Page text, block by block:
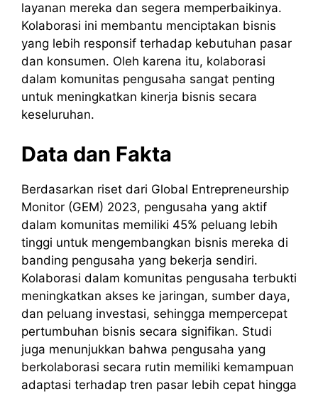
layanan mereka dan segera memperbaikinya.
Kolaborasi ini membantu menciptakan bisnis
yang lebih responsif terhadap kebutuhan pasar
dan konsumen. Oleh karena itu, kolaborasi
dalam komunitas pengusaha sangat penting
untuk meningkatkan kinerja bisnis secara
keseluruhan.
Data dan Fakta
Berdasarkan riset dari Global Entrepreneurship
Monitor (GEM) 2023, pengusaha yang aktif
dalam komunitas memiliki 45% peluang lebih
tinggi untuk mengembangkan bisnis mereka di
banding pengusaha yang bekerja sendiri.
Kolaborasi dalam komunitas pengusaha terbukti
meningkatkan akses ke jaringan, sumber daya,
dan peluang investasi, sehingga mempercepat
pertumbuhan bisnis secara signifikan. Studi
juga menunjukkan bahwa pengusaha yang
berkolaborasi secara rutin memiliki kemampuan
adaptasi terhadap tren pasar lebih cepat hingga